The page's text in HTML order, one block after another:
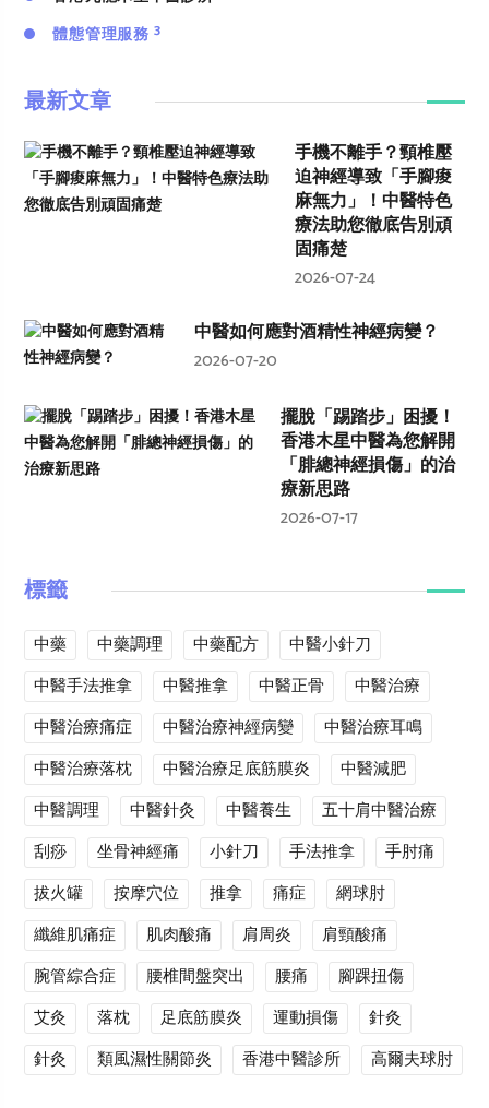
體態管理服務 3
最新文章
手機不離手？頸椎壓
迫神經導致「手腳痠
麻無力」！中醫特色
療法助您徹底告別頑
固痛楚
2026-07-24
中醫如何應對酒精性神經病變？
2026-07-20
擺脫「踢踏步」困擾！
香港木星中醫為您解開
「腓總神經損傷」的治
療新思路
2026-07-17
標籤
中藥 中藥調理 中藥配方
中醫小針刀
中醫手法推拿
中醫推拿 中醫正骨
中醫治療
中醫治療痛症
中醫治療神經病變
中醫治療耳鳴
中醫治療落枕
中醫治療足底筋膜炎
中醫減肥
中醫調理
中醫針灸 中醫養生
五十肩中醫治療
刮痧
坐骨神經痛 小針刀 手法推拿
手肘痛
拔火罐
按摩穴位 推拿 痛症
網球肘
纖維肌痛症
肌肉酸痛 肩周炎
肩頸酸痛
腕管綜合症
腰椎間盤突出 腰痛
腳踝扭傷
艾灸
落枕 足底筋膜炎 運動損傷
針灸
針灸
類風濕性關節炎 香港中醫診所 高爾夫球肘